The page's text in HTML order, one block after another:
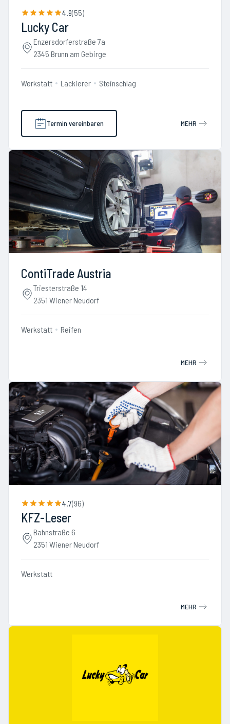
4.9(55)
Lucky Car
Enzersdorferstraße 7a
2345 Brunn am Gebirge
Werkstatt Lackierer Steinschlag
Termin vereinbaren MEHR
ContiTrade Austria
Triesterstraße 14
2351 Wiener Neudorf
Werkstatt Reifen
MEHR
4.7(96)
KFZ-Leser
Bahnstraße 6
2351 Wiener Neudorf
Werkstatt
MEHR